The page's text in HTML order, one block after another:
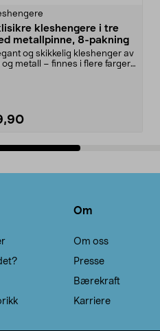
kleshengere i tre
metallpinne, 8-pakning
og skikkelig kleshenger av
og metall – finnes i flere farger.
Om
Om oss
Presse
Bærekraft
Karriere